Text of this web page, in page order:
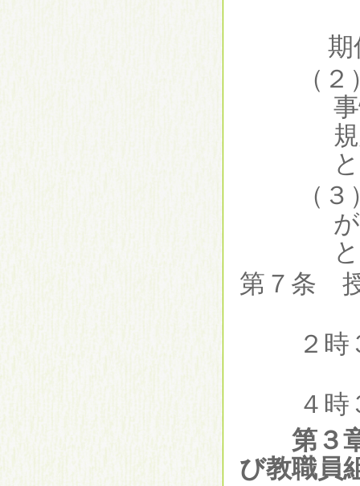
期
（
（
第７条
２時
４時
第３
び教職員